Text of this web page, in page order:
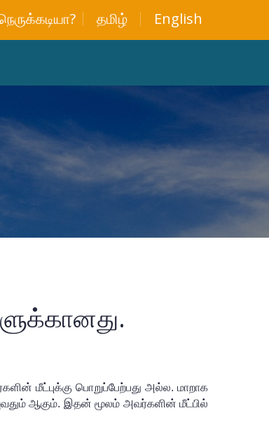
தமிழ் English
மீட்புக்கு பொறுப்பேற்பது அல்ல. மாறாக
ஆகும். இதன் மூலம் அவர்களின் மீட்பில்